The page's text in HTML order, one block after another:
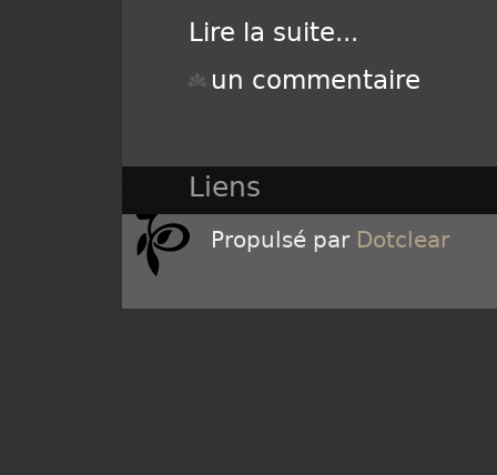
Lire la suite...
un commentaire
Liens
Propulsé par Dotclear